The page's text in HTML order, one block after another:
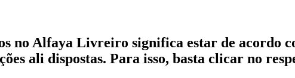
no Alfaya Livreiro significa estar de acordo
ali dispostas. Para isso, basta clicar no